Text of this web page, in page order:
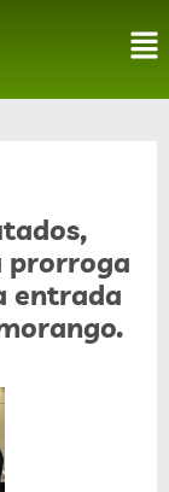
prorroga
entrada